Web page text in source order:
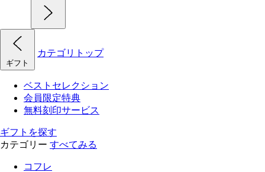
ギフト
カテゴリトップ
ベストセレクション
会員限定特典
無料刻印サービス
ギフトを探す
カテゴリー すべてみる
コフレ